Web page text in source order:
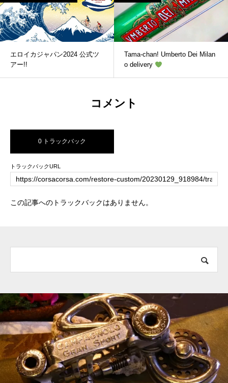
エロイカジャパン2024 公式ツ
アー!!
Tama-chan! Umberto Dei Milan
o delivery
コメント
0 トラックバック
トラックバックURL
この記事へのトラックバックはありません。